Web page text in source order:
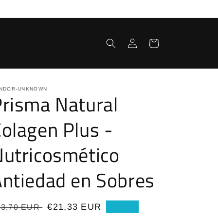
sesión
Carrito
UNKNOWN
Natural
Plus -
en Sobres
EUR Precio
€21,33 EUR